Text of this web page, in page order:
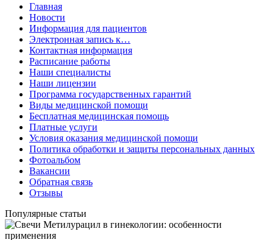
Главная
Новости
Информация для пациентов
Электронная запись к…
Контактная информация
Расписание работы
Наши специалисты
Наши лицензии
Программа государственных гарантий
Виды медицинской помощи
Бесплатная медицинская помощь
Платные услуги
Условия оказания медицинской помощи
Политика обработки и защиты персональных данных
Фотоальбом
Вакансии
Обратная связь
Отзывы
Популярные статьи